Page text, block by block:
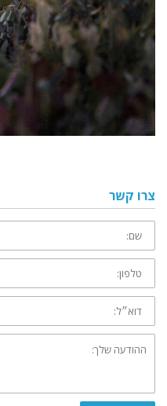
צרו קשר
שם:
טלפון:
דוא״ל:
ההודעה
שלך: